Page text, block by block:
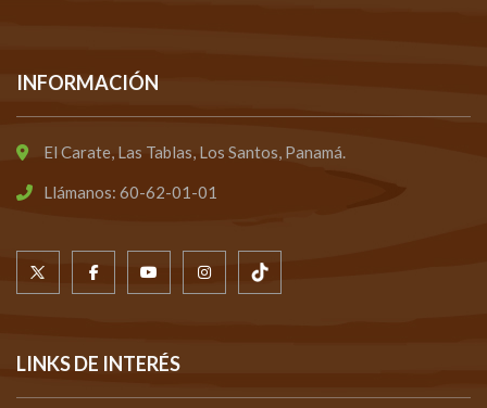
INFORMACIÓN
El Carate, Las Tablas, Los Santos, Panamá.
Llámanos: 60-62-01-01
LINKS DE INTERÉS